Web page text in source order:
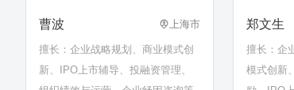
曹波 上海市
擅长：企业战略规划、商业模式创
新、IPO上市辅导、投融资管理、
郑文生
擅长：企
模式创新